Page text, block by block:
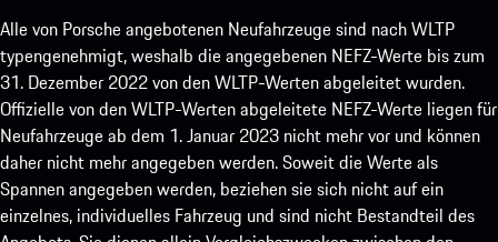
Alle von Porsche angebotenen Neufahrzeuge sind nach WLTP
typengenehmigt, weshalb die angegebenen NEFZ-Werte bis zum
31. Dezember 2022 von den WLTP-Werten abgeleitet wurden.
Offizielle von den WLTP-Werten abgeleitete NEFZ-Werte liegen für
Neufahrzeuge ab dem 1. Januar 2023 nicht mehr vor und können
daher nicht mehr angegeben werden. Soweit die Werte als
Spannen angegeben werden, beziehen sie sich nicht auf ein
einzelnes, individuelles Fahrzeug und sind nicht Bestandteil des